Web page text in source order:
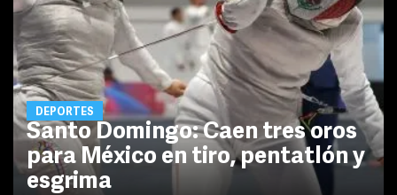
DEPORTES
Santo Domingo: Caen tres oros
para México en tiro, pentatlón y
esgrima